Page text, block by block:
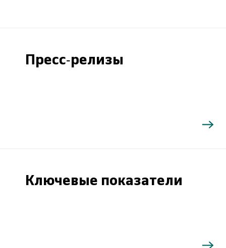
Пресс-релизы
Ключевые показатели